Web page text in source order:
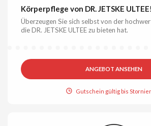
Körperpflege von DR. JETSKE ULTEE!
Überzeugen Sie sich selbst von der
die DR. JETSKE ULTEE zu bieten hat.
ANGEBOT ANSEHEN
Gutschein gültig bis